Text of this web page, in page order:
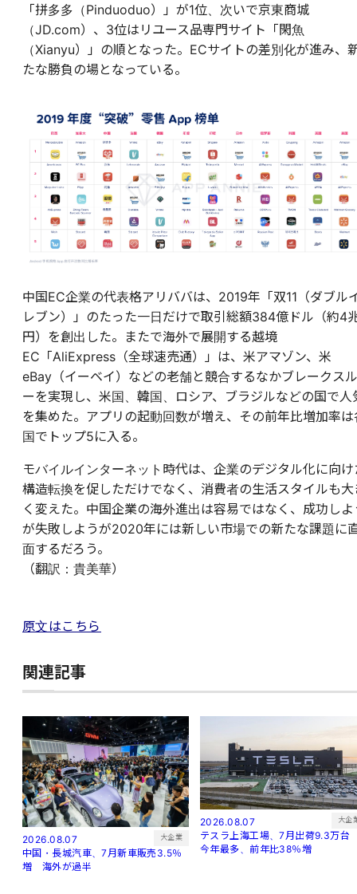
「拼多多（Pinduoduo）」が1位、次いで京東商城
（JD.com）、3位はリユース品専門サイト「閑魚
（Xianyu）」の順となった。ECサイトの差別化が進み、
たな勝負の場となっている。
中国EC企業の代表格アリババは、2019年「双11（ダブル
レブン）」のたった一日だけで取引総額384億ドル（約4
円）を創出した。またで海外で展開する越境
EC「AliExpress（全球速売通）」は、米アマゾン、米
eBay（イーベイ）などの老舗と競合するなかブレークスル
ーを実現し、米国、韓国、ロシア、ブラジルなどの国で人
を集めた。アプリの起動回数が増え、その前年比増加率は
国でトップ5に入る。
モバイルインターネット時代は、企業のデジタル化に向け
構造転換を促しただけでなく、消費者の生活スタイルも大
く変えた。中国企業の海外進出は容易ではなく、成功しよ
が失敗しようが2020年には新しい市場での新たな課題に
面するだろう。
（翻訳：貴美華）
原文はこちら
関連記事
2026.08.07 大企業
中国・長城汽車、7月新車販売3.5％
増 海外が過半
2026.08.07 大企
テスラ上海工場、7月出荷9.3万
今年最多、前年比38％増